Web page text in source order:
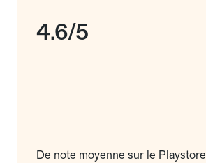
4.6/5
De note moyenne sur le Playstore